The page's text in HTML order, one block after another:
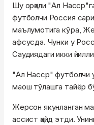
Шу орқали "Ал
футболчи Россия
маълумотига кўра,
афсусда. Чунки у
Саудиядаги икки
"Ал Насср" футболчи
маош тўлашга тайёр
Жерсон якунланган
ассист қайд этди.